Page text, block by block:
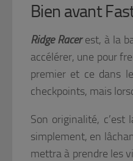
Bien avant
Ridge Racerest, à la
accélérer, une pour
premier et ce dans
checkpoints, mais
Son originalité, c’est
simplement, en
mettra à prendre les